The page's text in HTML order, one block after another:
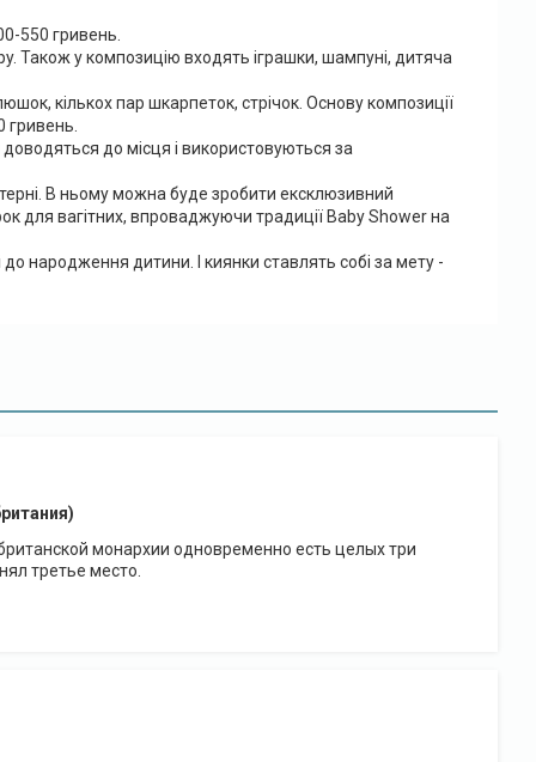
550 гривень.
Також у композицію входять іграшки, шампуні, дитяча
кількох пар шкарпеток, стрічок. Основу композиції
гривень.
до місця і використовуються за
В ньому можна буде зробити ексклюзивний
для вагітних, впроваджуючи традиції Baby Shower на
народження дитини. І киянки ставлять собі за мету -
монархии одновременно есть целых три
третье место.